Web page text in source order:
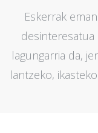
Eskerrak
desinteresatua
lagungarria da,
lantzeko,